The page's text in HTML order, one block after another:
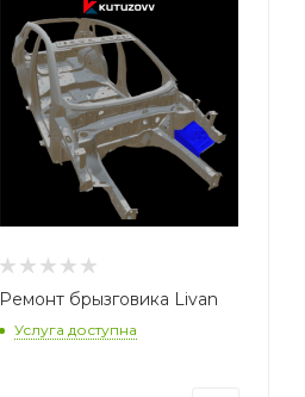
Ремонт брызговика Livan
Услуга доступна